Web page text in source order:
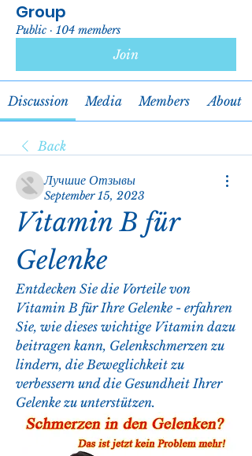
Group
Public · 104 members
Join
Discussion Media Members About
Back
Лучшие Отзывы
September 15, 2023
Vitamin B für
Gelenke
Entdecken Sie die Vorteile von
Vitamin B für Ihre Gelenke - erfahren
Sie, wie dieses wichtige Vitamin dazu
beitragen kann, Gelenkschmerzen zu
lindern, die Beweglichkeit zu
verbessern und die Gesundheit Ihrer
Gelenke zu unterstützen.